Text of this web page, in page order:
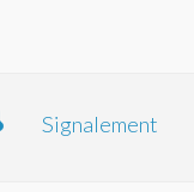
Signalement